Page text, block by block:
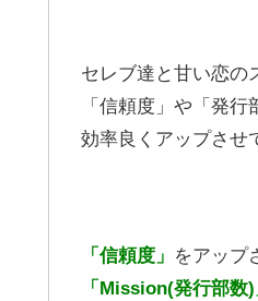
セレブ達と甘い恋の
「信頼度」や「発行
効率良くアップさせ
「信頼度」 をアップ
「Mission(発行部数)